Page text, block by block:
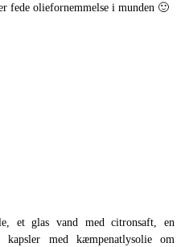
fede oliefornemmelse i munden 🙂
et glas vand med citronsaft, en
med kæmpenatlysolie om